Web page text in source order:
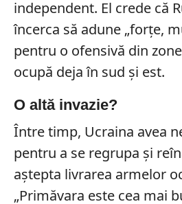
independent. El crede că
încerca să adune „forțe,
pentru o ofensivă din
ocupă deja în sud și est.
O altă invazie?
Între timp, Ucraina avea
pentru a se regrupa și
aștepta livrarea armelor
„Primăvara este cea mai